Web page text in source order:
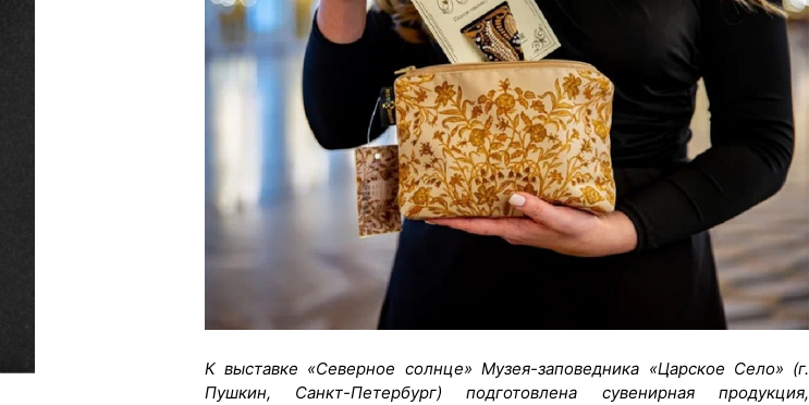
К выставке «Северное солнце» Музея-заповедника «Царское Село» (г.
Пушкин, Санкт-Петербург) подготовлена сувенирная продукция,